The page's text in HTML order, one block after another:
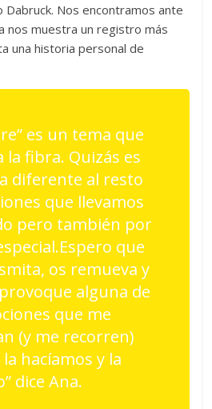
Dabruck. Nos encontramos ante
nos muestra un registro más
una historia personal de
es un tema que
la fibra. Quizás es
diferente al resto
que llevamos
pero también por
Espero que
os remueva y
alguna de
que me
(y me recorren)
hacíamos y la
dice Ana.